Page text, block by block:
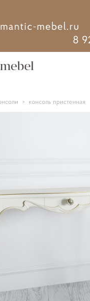
mebel.ru
8
> консоль пристенная